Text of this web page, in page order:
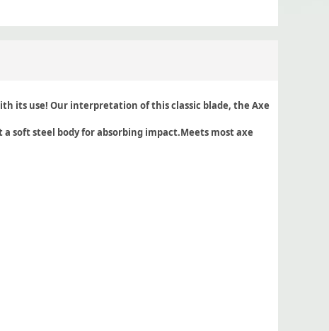
its use! Our interpretation of this classic blade, the Axe
soft steel body for absorbing impact.Meets most axe